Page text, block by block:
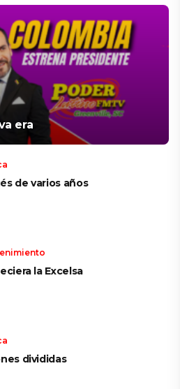
era
de varios años
la Excelsa
divididas